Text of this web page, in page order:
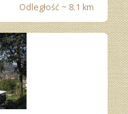
Odległość ~ 8.1 km